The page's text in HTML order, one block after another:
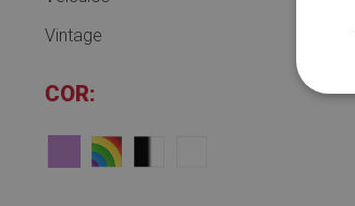
Vintage
COR: